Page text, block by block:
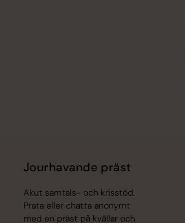
Jourhavande präst
Akut samtals- och krisstöd.
Prata eller chatta anonymt
med en präst på kvällar och